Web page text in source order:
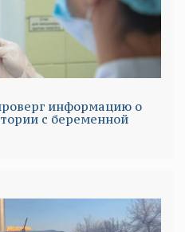
информацию о
с беременной